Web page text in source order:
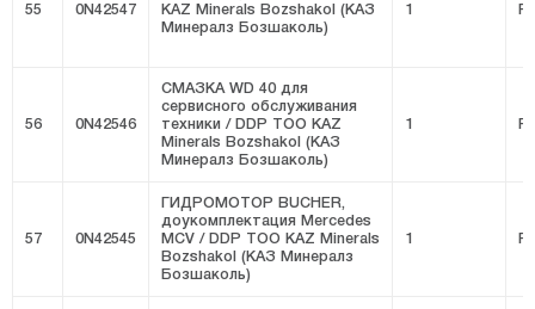
55 0N42547
KAZ Minerals Bozshakol (КАЗ
Минералз Бозшаколь)
1
56 0N42546
СМАЗКА WD 40 для
сервисного обслуживания
техники / DDP ТОО KAZ
Minerals Bozshakol (КАЗ
Минералз Бозшаколь)
1
57 0N42545
ГИДРОМОТОР BUCHER,
доукомплектация Mercedes
MCV / DDP ТОО KAZ Minerals
Bozshakol (КАЗ Минералз
Бозшаколь)
1